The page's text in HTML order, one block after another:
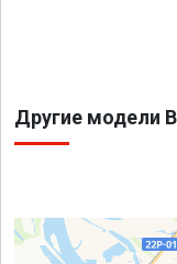
Другие модели